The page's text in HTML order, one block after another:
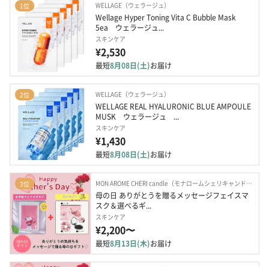
1位 WELLAGE（ウェラージュ）
Wellage Hyper Toning Vita C Bubble Mask
5ea　ウェラージュ...
スキンケア
¥2,530
最短8月08日(土)お届け
2位 WELLAGE（ウェラージュ）
WELLAGE REAL HYALURONIC BLUE AMPOULE
MUSK　ウェラージュ　...
スキンケア
¥1,430
最短8月08日(土)お届け
3位 MON AROME CHERI candle（モナロームシェリキャンドル）
母の日 ありがとうを贈るメッセージフェイスマ
スク＆選べるギ...
スキンケア
¥2,200〜
最短8月13日(木)お届け